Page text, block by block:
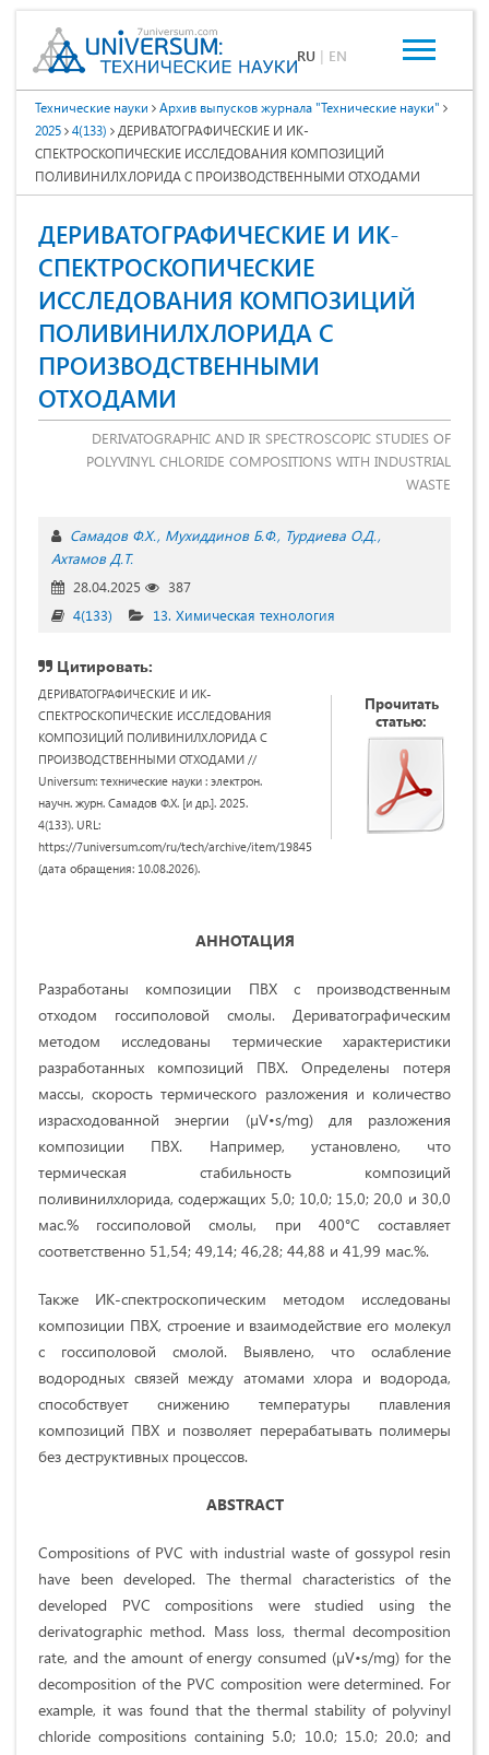
RU | EN
Технические науки
Архив выпусков журнала "Технические науки"
2025
4(133)
ДЕРИВАТОГРАФИЧЕСКИЕ И ИК-
СПЕКТРОСКОПИЧЕСКИЕ ИССЛЕДОВАНИЯ КОМПОЗИЦИЙ
ПОЛИВИНИЛХЛОРИДА С ПРОИЗВОДСТВЕННЫМИ ОТХОДАМИ
ДЕРИВАТОГРАФИЧЕСКИЕ И ИК-
СПЕКТРОСКОПИЧЕСКИЕ
ИССЛЕДОВАНИЯ КОМПОЗИЦИЙ
ПОЛИВИНИЛХЛОРИДА С
ПРОИЗВОДСТВЕННЫМИ
ОТХОДАМИ
DERIVATOGRAPHIC AND IR SPECTROSCOPIC STUDIES OF
POLYVINYL CHLORIDE COMPOSITIONS WITH INDUSTRIAL
WASTE
Самадов Ф.Х. Мухиддинов Б.Ф. Турдиева О.Д.
Ахтамов Д.Т.
28.04.2025
387
4(133)
13. Химическая технология
Цитировать:
ДЕРИВАТОГРАФИЧЕСКИЕ И ИК-
СПЕКТРОСКОПИЧЕСКИЕ ИССЛЕДОВАНИЯ
КОМПОЗИЦИЙ ПОЛИВИНИЛХЛОРИДА С
ПРОИЗВОДСТВЕННЫМИ ОТХОДАМИ //
Universum: технические науки : электрон.
научн. журн. Самадов Ф.Х. [и др.]. 2025.
4(133). URL:
https://7universum.com/ru/tech/archive/item/19845
(дата обращения: 10.08.2026).
Прочитать
статью:
АННОТАЦИЯ
Разработаны композиции ПВХ с производственным
отходом госсиполовой смолы. Дериватографическим
методом исследованы термические характеристики
разработанных композиций ПВХ. Определены потеря
массы, скорость термического разложения и количество
израсходованной энергии (µV•s/mg) для разложения
композиции ПВХ. Например, установлено, что
термическая стабильность композиций
поливинилхлорида, содержащих 5,0; 10,0; 15,0; 20,0 и 30,0
мас.% госсиполовой смолы, при 400°C составляет
соответственно 51,54; 49,14; 46,28; 44,88 и 41,99 мас.%.
Также ИК-спектроскопическим методом исследованы
композиции ПВХ, строение и взаимодействие его молекул
с госсиполовой смолой. Выявлено, что ослабление
водородных связей между атомами хлора и водорода,
способствует снижению температуры плавления
композиций ПВХ и позволяет перерабатывать полимеры
без деструктивных процессов.
ABSTRACT
Compositions of PVC with industrial waste of gossypol resin
have been developed. The thermal characteristics of the
developed PVC compositions were studied using the
derivatographic method. Mass loss, thermal decomposition
rate, and the amount of energy consumed (µV•s/mg) for the
decomposition of the PVC composition were determined. For
example, it was found that the thermal stability of polyvinyl
chloride compositions containing 5.0; 10.0; 15.0; 20.0; and